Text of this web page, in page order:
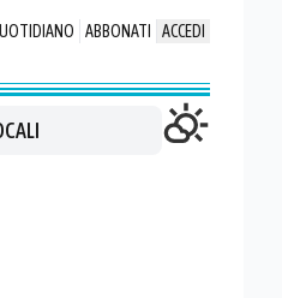
ABBONATI ACCEDI